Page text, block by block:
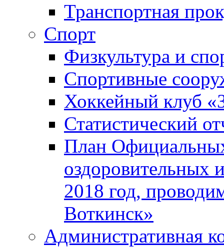
Транспортная
Спорт
Физкультура и
Спортивные
Хоккейный клуб
Статистический
План
оздоровительных
2018 год,
Воткинск»
Административная